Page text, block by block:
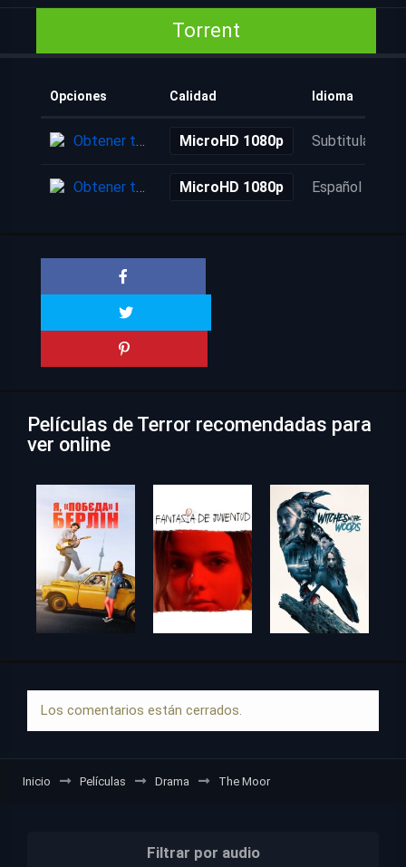
Torrent
Opciones Calidad Idioma
Obtener torrent MicroHD 1080p Subtitulada
Obtener torrent MicroHD 1080p Español
Películas de Terror recomendadas para
ver online
Los comentarios están cerrados.
Inicio Películas Drama The Moor
Filtrar por audio